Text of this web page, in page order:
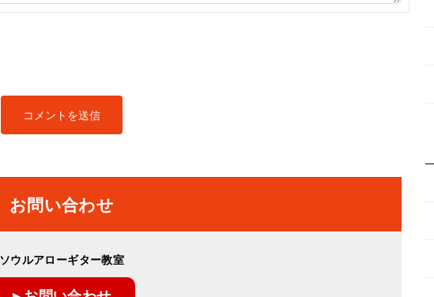
お問い合わせ
ソウルアローギター教室